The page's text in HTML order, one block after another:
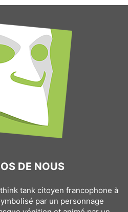
DE NOUS
tank citoyen francophone à
par un personnage